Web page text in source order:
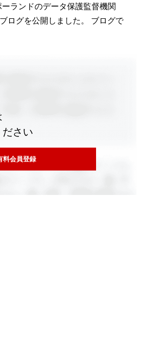
ランドのデータ保護監督機関
ログを公開しました。 ブログで
さい
料会員登録